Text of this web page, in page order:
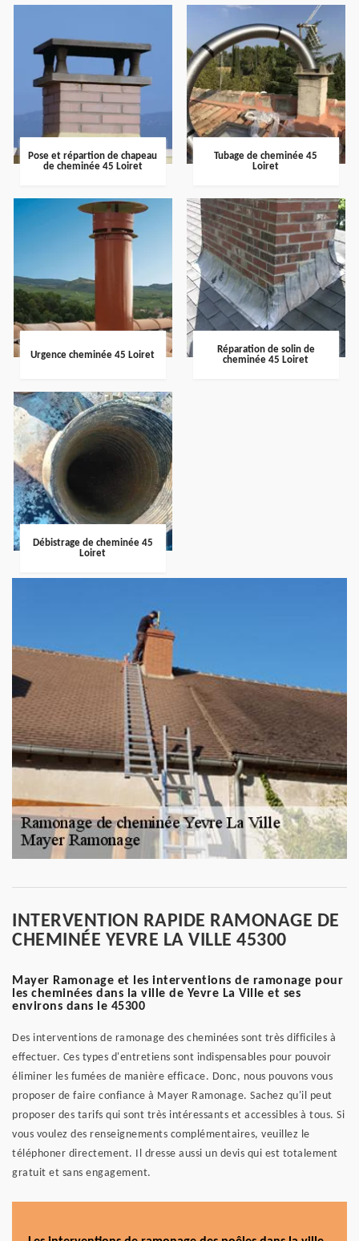
Pose et répartion de chapeau
de cheminée 45 Loiret
Tubage de cheminée 45
Loiret
Urgence cheminée 45 Loiret
Réparation de solin de
cheminée 45 Loiret
Débistrage de cheminée 45
Loiret
INTERVENTION RAPIDE RAMONAGE DE
CHEMINÉE YEVRE LA VILLE 45300
Mayer Ramonage et les interventions de ramonage pour
les cheminées dans la ville de Yevre La Ville et ses
environs dans le 45300
Des interventions de ramonage des cheminées sont très difficiles à
effectuer. Ces types d'entretiens sont indispensables pour pouvoir
éliminer les fumées de manière efficace. Donc, nous pouvons vous
proposer de faire confiance à Mayer Ramonage. Sachez qu'il peut
proposer des tarifs qui sont très intéressants et accessibles à tous. Si
vous voulez des renseignements complémentaires, veuillez le
téléphoner directement. Il dresse aussi un devis qui est totalement
gratuit et sans engagement.